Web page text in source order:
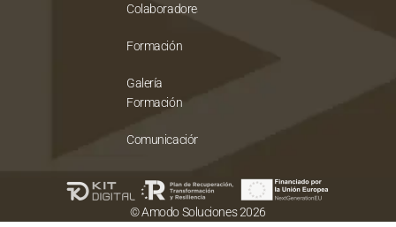
Colaboradores
Formación
Galería
Formación
Comunicación
© Amodo Soluciones 2026